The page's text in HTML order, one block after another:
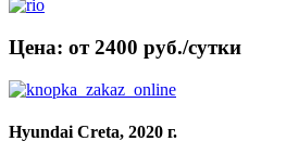
Цена: от 2400 руб./сутки
Hyundai Creta, 2020 г.